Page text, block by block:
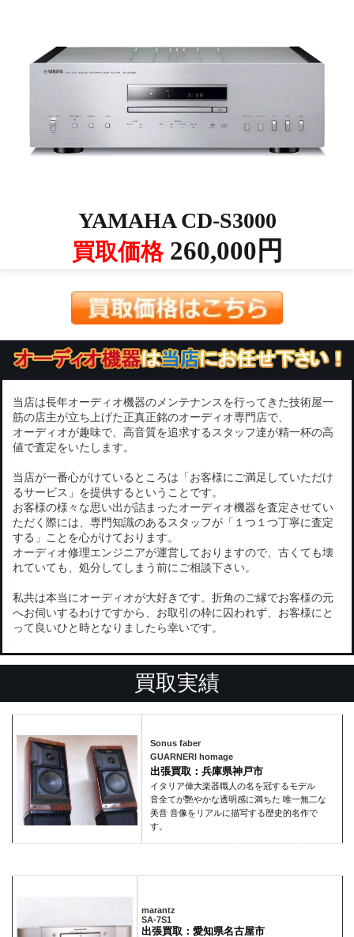
YAMAHA CD-S3000
買取価格260,000円
当店は長年オーディオ機器のメンテナンスを行ってきた技術屋一
筋の店主が立ち上げた正真正銘のオーディオ専門店で、
オーディオが趣味で、高音質を追求するスタッフ達が精一杯の高
値で査定をいたします。
当店が一番心がけているところは「お客様にご満足していただけ
るサービス」を提供するということです。
お客様の様々な思い出が詰まったオーディオ機器を査定させてい
ただく際には、専門知識のあるスタッフが「１つ１つ丁寧に査定
する」ことを心がけております。
オーディオ修理エンジニアが運営しておりますので、古くても壊
れていても、処分してしまう前にご相談下さい。
私共は本当にオーディオが大好きです。折角のご縁でお客様の元
へお伺いするわけですから、お取引の枠に囚われず、お客様にと
って良いひと時となりましたら幸いです。
買取実績
Sonus faber
GUARNERI homage
出張買取：兵庫県神戸市
イタリア偉大楽器職人の名を冠するモデル
音全てが艷やかな透明感に満ちた 唯一無二な
美音 音像をリアルに描写する歴史的名作で
す。
marantz
SA-7S1
出張買取：愛知県名古屋市